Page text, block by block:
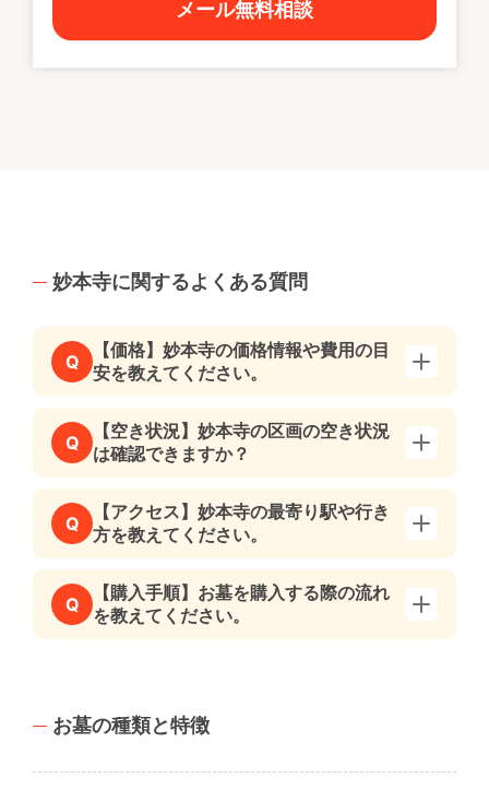
メール無料相談
妙本寺に関するよくある質問
Q
【価格】妙本寺の価格情報や費用の目
安を教えてください。
Q
【空き状況】妙本寺の区画の空き状況
は確認できますか？
Q
【アクセス】妙本寺の最寄り駅や行き
方を教えてください。
Q
【購入手順】お墓を購入する際の流れ
を教えてください。
お墓の種類と特徴